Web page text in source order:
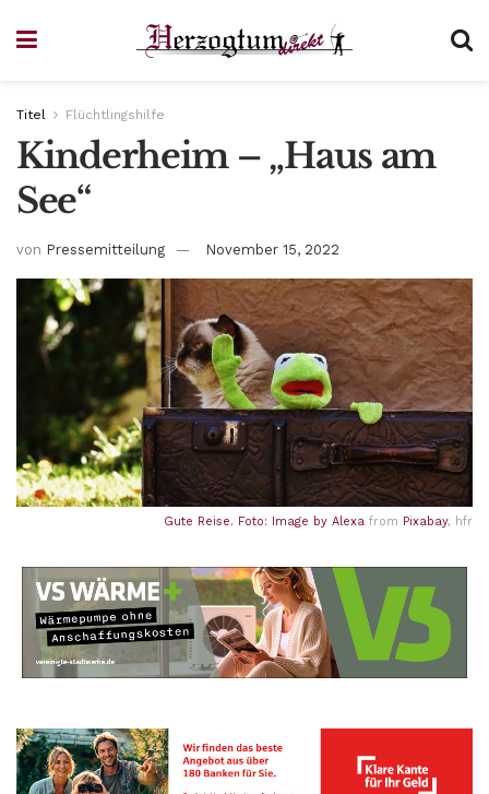
Titel Flüchtlingshilfe
Kinderheim – „Haus am
See“
von Pressemitteilung November 15, 2022
Gute Reise. Foto: Image by Alexa from Pixabay, hfr